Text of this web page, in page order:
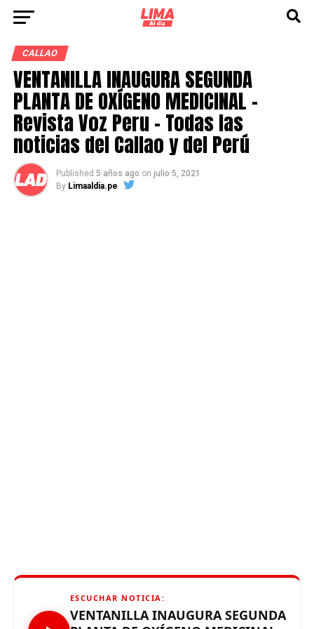
CALLAO
VENTANILLA INAUGURA SEGUNDA
PLANTA DE OXÍGENO MEDICINAL –
Revista Voz Peru – Todas las
noticias del Callao y del Perú
Published 5 años ago on julio 5, 2021
By Limaaldia.pe
ESCUCHAR NOTICIA:
VENTANILLA INAUGURA SEGUNDA